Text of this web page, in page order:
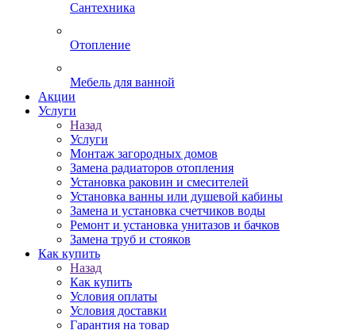
Сантехника
Отопление
Мебель для ванной
Акции
Услуги
Назад
Услуги
Монтаж загородных домов
Замена радиаторов отопления
Установка раковин и смесителей
Установка ванны или душевой кабины
Замена и установка счетчиков воды
Ремонт и установка унитазов и бачков
Замена труб и стояков
Как купить
Назад
Как купить
Условия оплаты
Условия доставки
Гарантия на товар